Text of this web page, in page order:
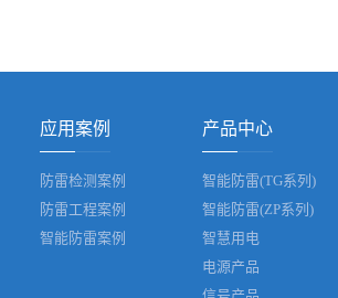
应用案例
防雷检测案例
防雷工程案例
智能防雷案例
产品中心
智能防雷(TG系列)
智能防雷(ZP系列)
智慧用电
电源产品